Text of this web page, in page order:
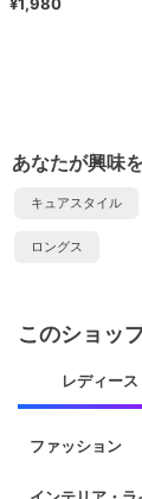
¥1,980
あなたが興味
キュアスタイル
ロングス
このショッ
レディース
ファッション